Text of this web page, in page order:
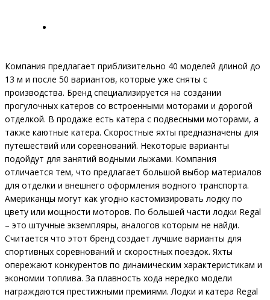
Компания предлагает приблизительно 40 моделей длиной до
13 м и после 50 вариантов, которые уже сняты с
производства. Бренд специализируется на создании
прогулочных катеров со встроенными моторами и дорогой
отделкой. В продаже есть катера с подвесными моторами, а
также каютные катера. Скоростные яхты предназначены для
путешествий или соревнований. Некоторые варианты
подойдут для занятий водными лыжами. Компания
отличается тем, что предлагает большой выбор материалов
для отделки и внешнего оформления водного транспорта.
Американцы могут как угодно кастомизировать лодку по
цвету или мощности моторов. По большей части лодки Regal
– это штучные экземпляры, аналогов которым не найди.
Считается что этот бренд создает лучшие варианты для
спортивных соревнований и скоростных поездок. Яхты
опережают конкурентов по динамическим характеристикам и
экономии топлива. За плавность хода нередко модели
награждаются престижными премиями. Лодки и катера Regal